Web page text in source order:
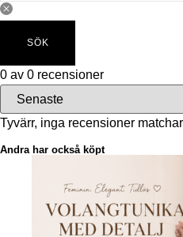
SÖK
0 av 0 recensioner
Tyvärr, inga recensioner
Andra har också köpt